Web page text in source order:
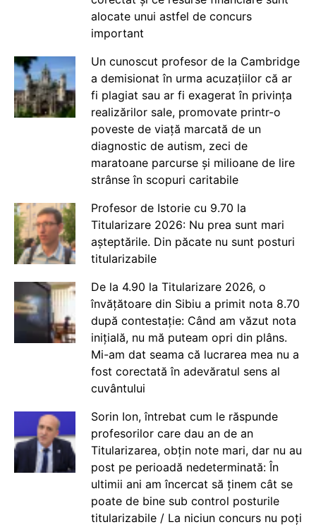
alocate unui astfel de concurs
important
Un cunoscut profesor de la Cambridge
a demisionat în urma acuzațiilor că ar
fi plagiat sau ar fi exagerat în privința
realizărilor sale, promovate printr-o
poveste de viață marcată de un
diagnostic de autism, zeci de
maratoane parcurse și milioane de lire
strânse în scopuri caritabile
Profesor de Istorie cu 9.70 la
Titularizare 2026: Nu prea sunt mari
așteptările. Din păcate nu sunt posturi
titularizabile
De la 4.90 la Titularizare 2026, o
învățătoare din Sibiu a primit nota 8.70
după contestație: Când am văzut nota
inițială, nu mă puteam opri din plâns.
Mi-am dat seama că lucrarea mea nu a
fost corectată în adevăratul sens al
cuvântului
Sorin Ion, întrebat cum le răspunde
profesorilor care dau an de an
Titularizarea, obțin note mari, dar nu au
post pe perioadă nedeterminată: În
ultimii ani am încercat să ținem cât se
poate de bine sub control posturile
titularizabile / La niciun concurs nu poți